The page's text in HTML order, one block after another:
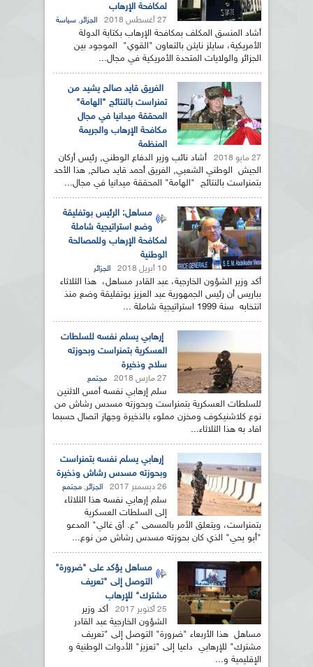
لمكافحة الإرهاب
27 أغسطس 2018 الجزائر, سياسة
أشاد المنسق المكلف بمكافحة الإرهاب بكتابة الدولة
الأمريكية، سايلز نايثن بالتعاون "القوي" الموجود بين
الجزائر والولايات المتحدة الأمريكية في مجال...
الفريق قايد صالح يشيد من
تمنراست بالنتائج "الهامة"
المحققة ميدانيا في مجال
مكافحة الإرهاب والجريمة
المنظمة
27 مايو 2018
أشاد نائب وزير الدفاع الوطني, رئيس أركان
الجيش الوطني الشعبي, الفريق أحمد قايد صالح, هذا الأحد
بتمنراست بالنتائج "الهامة" المحققة ميدانيا في مجال...
مساهل: الرئيس بوتفليقة
وضع استراتيجية شاملة
لمكافحة الإرهاب وللمصالحة
الوطنية
10 أبريل 2018 الجزائر
أكد وزير الشؤون الخارجية، عبد القادر مساهل، هذا الثلاثاء
بباريس أن رئيس الجمهورية عبد العزيز بوتفليقة وضع منذ
انتخابه سنة 1999 استراتيجية شاملة ...
إرهابي يسلم نفسه للسلطات
العسكرية بتمنراست وبحوزته
سلاح وذخيرة
27 مارس 2018 مجتمع
سلم إرهابي نفسه أمس الاثنين
للسلطات العسكرية بتمنراست وبحوزته مسدس رشاش من
نوع كلاشنيكوف ومخزن مملوء بالذخيرة وجهاز اتصال حسبما
افاد به هذا الثلاثاء...
إرهابي يسلم نفسه بتمنراست
وبحوزته مسدس رشاش وذخيرة
26 ديسمبر 2017 الجزائر, مجتمع
سلم إرهابي نفسه هذا الثلاثاء
إلى السلطات العسكرية
بتمنراست، ويتعلق الأمر بالمسمى "ع. أق غالي" المدعو
"أبو يحي" الذي كان بحوزته مسدس رشاش من نوع...
مساهل يؤكد على "ضرورة"
التوصل إلى "تعريف
مشترك" للإرهاب
25 أكتوبر 2017
أكد وزير
الشؤون الخارجية عبد القادر
مساهل هذا الأربعاء "ضرورة" التوصل إلى "تعريف
مشترك" للإرهابي داعيا إلى "تعزيز" الأدوات الوطنية و
الإقليمية و...